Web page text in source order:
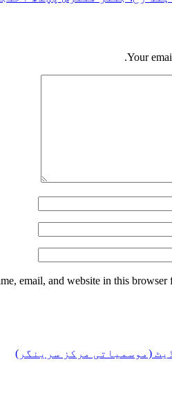
Your
email, and website in this browser
(موسمیاتی مرکز سرینگر)